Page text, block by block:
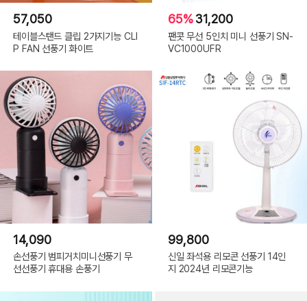
57,050
테이블스탠드 클립 2가지기능 CLI
P FAN 선풍기 화이트
65%31,200
팬콧 무선 5인치 미니 선풍기 SN-
VC1000UFR
14,090
손선풍기 범피거치미니선풍기 무
선선풍기 휴대용 손풍기
99,800
신일 좌석용 리모콘 선풍기 14인
지 2024년 리모콘기능